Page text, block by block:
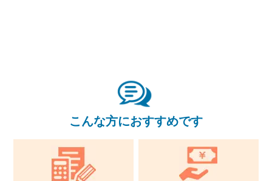
こんな方におすすめです